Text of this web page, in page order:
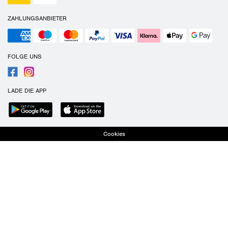
ZAHLUNGSANBIETER
FOLGE UNS
LADE DIE APP
Cookies